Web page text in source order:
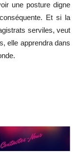
une posture digne
Et si la
serviles, veut
elle apprendra dans